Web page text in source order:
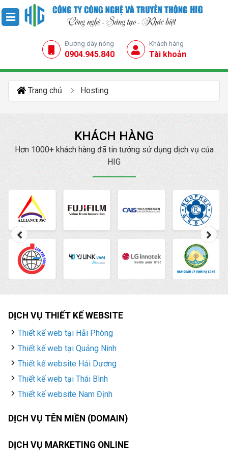
Đường dây nóng
0904.945.840
Khách hàng
Tài khoản
Trang chủ Hosting
KHÁCH HÀNG
Hơn 1000+ khách hàng đã tin tưởng sử dụng dịch vụ của
HIG
DỊCH VỤ THIẾT KẾ WEBSITE
Thiết kế web tại Hải Phòng
Thiết kế web tại Quảng Ninh
Thiết kế website Hải Dương
Thiết kế web tại Thái Bình
Thiết kế website Nam Định
DỊCH VỤ TÊN MIỀN (DOMAIN)
DỊCH VỤ MARKETING ONLINE